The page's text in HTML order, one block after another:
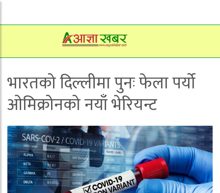
भारतको दिल्लीमा पुनः फेला पर्यो
ओमिक्रोनको नयाँ भेरियन्ट